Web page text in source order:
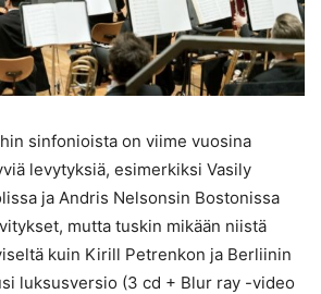
sinfonioista on viime vuosina
levytyksiä, esimerkiksi Vasily
ja Andris Nelsonsin Bostonissa
mutta tuskin mikään niistä
kuin Kirill Petrenkon ja Berliinin
luksusversio (3 cd + Blur ray -video